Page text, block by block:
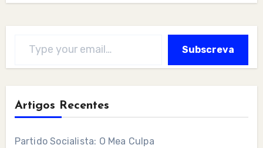
Subscreva
Artigos Recentes
Partido Socialista: O Mea Culpa